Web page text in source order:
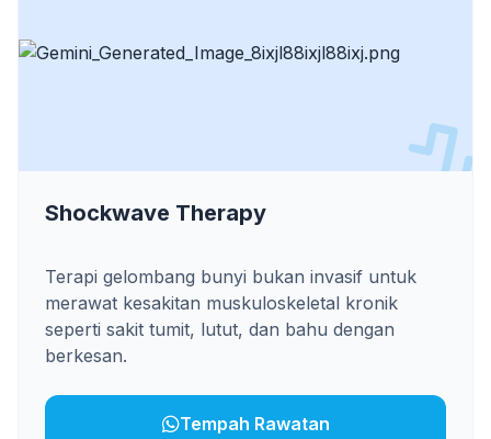
Shockwave Therapy
Terapi gelombang bunyi bukan invasif untuk
merawat kesakitan muskuloskeletal kronik
seperti sakit tumit, lutut, dan bahu dengan
berkesan.
Tempah Rawatan